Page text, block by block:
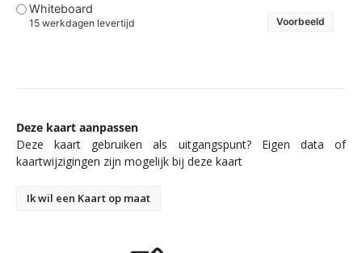
Whiteboard
15 werkdagen levertijd Voorbeeld
Deze kaart aanpassen
Deze kaart gebruiken als uitgangspunt? Eigen data of
kaartwijzigingen zijn mogelijk bij deze kaart
Ik wil een Kaart op maat